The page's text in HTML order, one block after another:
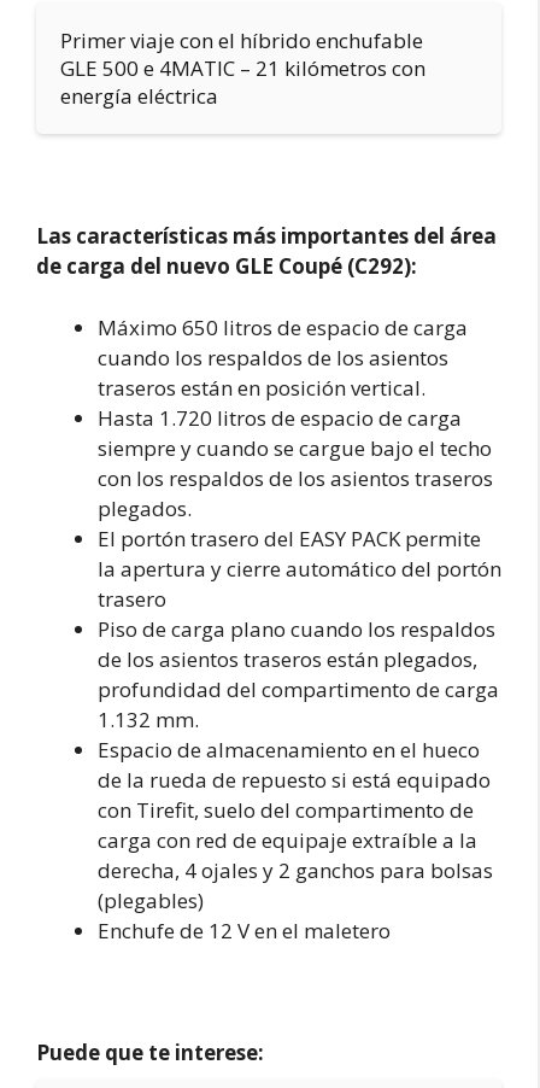
Primer viaje con el híbrido enchufable
GLE 500 e 4MATIC – 21 kilómetros con
energía eléctrica
Las características más importantes del área
de carga del nuevo GLE Coupé (C292):
Máximo 650 litros de espacio de carga
cuando los respaldos de los asientos
traseros están en posición vertical.
Hasta 1.720 litros de espacio de carga
siempre y cuando se cargue bajo el techo
con los respaldos de los asientos traseros
plegados.
El portón trasero del EASY PACK permite
la apertura y cierre automático del portón
trasero
Piso de carga plano cuando los respaldos
de los asientos traseros están plegados,
profundidad del compartimento de carga
1.132 mm.
Espacio de almacenamiento en el hueco
de la rueda de repuesto si está equipado
con Tirefit, suelo del compartimento de
carga con red de equipaje extraíble a la
derecha, 4 ojales y 2 ganchos para bolsas
(plegables)
Enchufe de 12 V en el maletero
Puede que te interese: